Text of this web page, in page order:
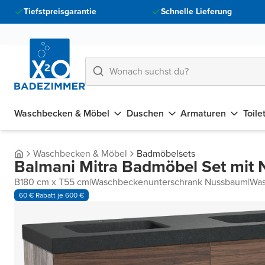
Tiefstpreisgarantie Schnelle Lieferung
Waschbecken & Möbel Duschen Armaturen
Waschbecken & Möbel Badmöbelsets
Balmani Mitra Badmöbel Set mit
B180 cm x T55 cm|Waschbeckenunterschrank Nussbaum|
60 € Rabatt je 600 €